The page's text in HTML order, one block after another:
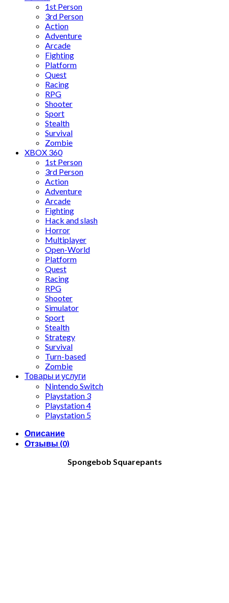
1st Person
3rd Person
Action
Adventure
Arcade
Fighting
Platform
Quest
Racing
RPG
Shooter
Sport
Stealth
Survival
Zombie
XBOX 360
1st Person
3rd Person
Action
Adventure
Arcade
Fighting
Hack and slash
Horror
Multiplayer
Open-World
Platform
Quest
Racing
RPG
Shooter
Simulator
Sport
Stealth
Strategy
Survival
Turn-based
Zombie
Товары и услуги
Nintendo Switch
Playstation 3
Playstation 4
Playstation 5
Описание
Отзывы (0)
Spongebob Squarepants